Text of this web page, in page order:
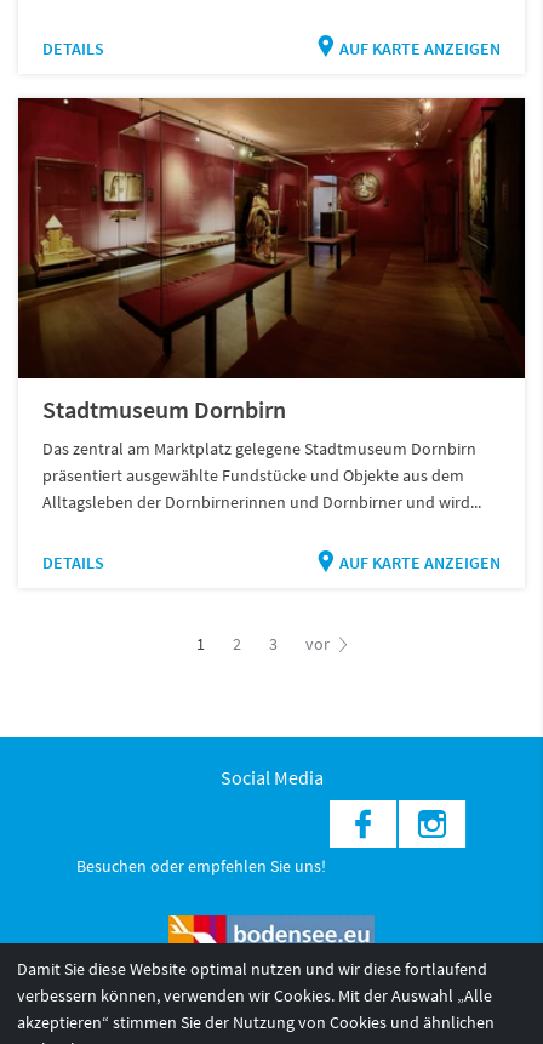
DETAILS AUF KARTE ANZEIGEN
Stadtmuseum Dornbirn
Das zentral am Marktplatz gelegene Stadtmuseum Dornbirn
präsentiert ausgewählte Fundstücke und Objekte aus dem
Alltagsleben der Dornbirnerinnen und Dornbirner und wird...
DETAILS AUF KARTE ANZEIGEN
1 2 3 vor
Social Media
Besuchen oder empfehlen Sie uns!
Damit Sie diese Website optimal nutzen und wir diese fortlaufend
verbessern können, verwenden wir Cookies. Mit der Auswahl „Alle
akzeptieren“ stimmen Sie der Nutzung von Cookies und ähnlichen